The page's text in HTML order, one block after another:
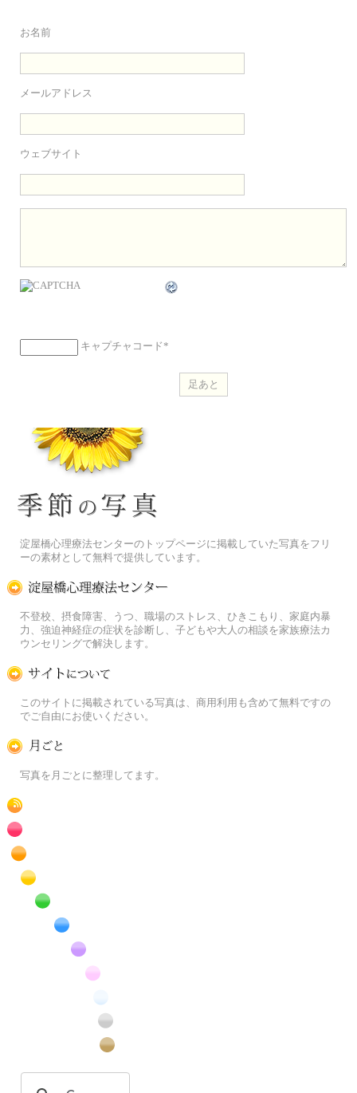
お名前
メールアドレス
ウェブサイト
キャプチャコード *
淀屋橋心理療法センターのトップページに掲載していた写真をフリ
ーの素材として無料で提供しています。
不登校、摂食障害、うつ、職場のストレス、ひきこもり、家庭内暴
力、強迫神経症の症状を診断し、子どもや大人の相談を家族療法カ
ウンセリングで解決します。
このサイトに掲載されている写真は、商用利用も含めて無料ですの
でご自由にお使いください。
写真を月ごとに整理してます。
RSS
赤色の花のフリー写真素材
橙色の花のフリー写真素材
黄色の花のフリー写真素材
緑色の花のフリー写真素材
青色の花のフリー写真素材
紫色の花のフリー写真素材
白色の花のフリー写真素材
昆虫のフリー写真素材